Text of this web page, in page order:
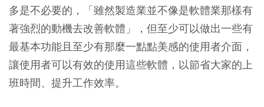
多是不必要的，「雖然製造業並不像是軟體業那樣有
著強烈的動機去改善軟體」，但至少可以做出一些有
最基本功能且至少有那麼一點點美感的使用者介面，
讓使用者可以有效的使用這些軟體，以節省大家的上
班時間、提升工作效率。